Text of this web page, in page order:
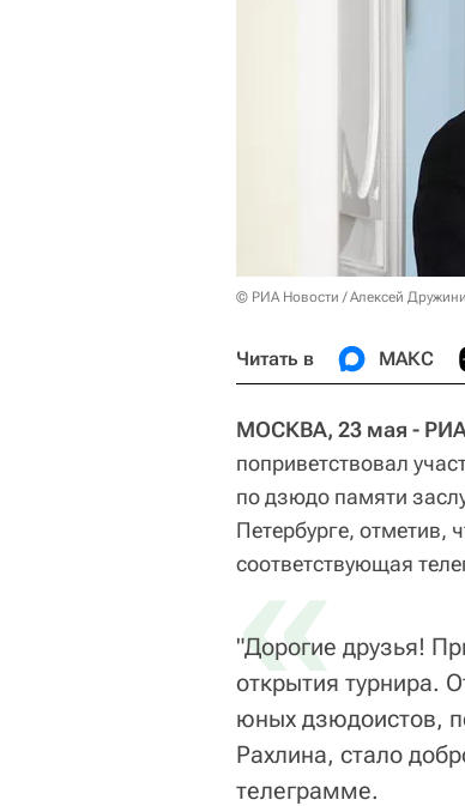
© РИА Новости / Алексей
Читать в МАКС
МОСКВА, 23 мая -
поприветствовал
по дзюдо памяти
Петербурге, отметив,
соответствующая
«
"Дорогие друзья!
открытия турнира.
юных дзюдоистов,
Рахлина, стало
телеграмме.